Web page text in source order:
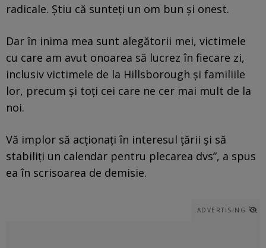
radicale. Știu că sunteți un om bun și onest.
Dar în inima mea sunt alegătorii mei, victimele
cu care am avut onoarea să lucrez în fiecare zi,
inclusiv victimele de la Hillsborough și familiile
lor, precum și toți cei care ne cer mai mult de la
noi.
Vă implor să acționați în interesul țării și să
stabiliți un calendar pentru plecarea dvs”, a spus
ea în scrisoarea de demisie.
ADVERTISING